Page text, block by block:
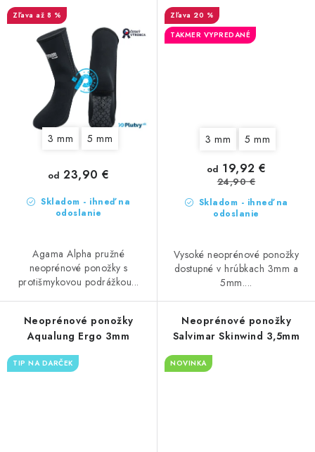
až 8 %
3 mm 5 mm
Skladom - ihneď na
odoslanie
od 23,90 €
Agama Alpha pružné
neoprénové ponožky s
protišmykovou podrážkou...
20 %
TAKMER VYPREDANÉ
3 mm 5 mm
Skladom - ihneď na
odoslanie
od 19,92 €
24,90 €
Vysoké neoprénové ponožky
dostupné v hrúbkach 3mm a
5mm....
Neoprénové ponožky
Aqualung Ergo 3mm
TIP NA DARČEK
Neoprénové ponožky
Salvimar Skinwind 3,5mm
NOVINKA